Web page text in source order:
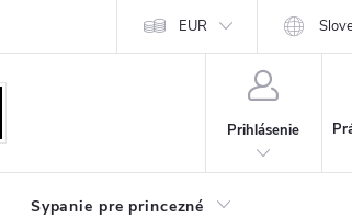
Kariéra EUR
Prihlásenie
Sypanie pre princezné